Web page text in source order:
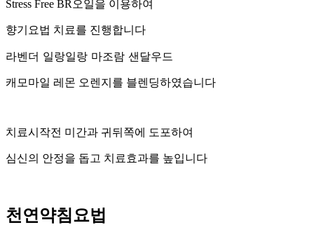
Stress Free BR오일을 이용하여
향기요법 치료를 진행합니다
라벤더 일랑일랑 마조람 샌달우드
캐모마일 레몬 오렌지를 블렌딩하였습니다
치료시작전 미간과 귀뒤쪽에 도포하여
심신의 안정을 돕고 치료효과를 높입니다
천연약침요법